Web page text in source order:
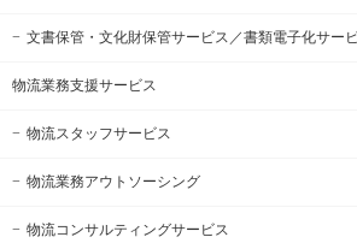
文書保管・文化財保管サービス ／書類電子化サー
物流業務支援サービス
物流スタッフサービス
物流業務アウトソーシング
物流コンサルティングサービス